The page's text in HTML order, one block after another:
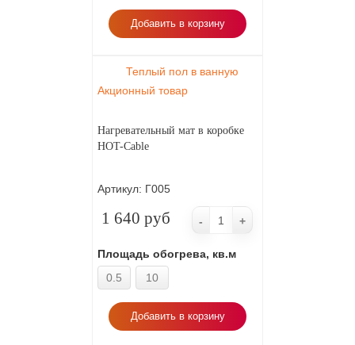
Добавить в корзину
Теплый пол в ванную
Акционный товар
Нагревательный мат в коробке
HOT-Cable
Артикул: Г005
1 640 руб
Площадь обогрева, кв.м
0.5
10
- +
Добавить в корзину